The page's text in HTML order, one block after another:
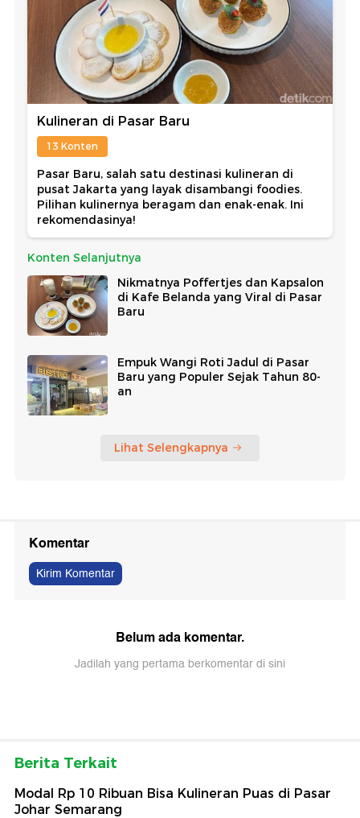
Kulineran di Pasar Baru
13 Konten
Pasar Baru, salah satu destinasi kulineran di
pusat Jakarta yang layak disambangi foodies.
Pilihan kulinernya beragam dan enak-enak. Ini
rekomendasinya!
Konten Selanjutnya
Nikmatnya Poffertjes dan Kapsalon
di Kafe Belanda yang Viral di Pasar
Baru
Empuk Wangi Roti Jadul di Pasar
Baru yang Populer Sejak Tahun 80-
an
Lihat Selengkapnya
Komentar
Kirim Komentar
Belum ada komentar.
Jadilah yang pertama berkomentar di sini
Berita Terkait
Modal Rp 10 Ribuan Bisa Kulineran Puas di Pasar
Johar Semarang